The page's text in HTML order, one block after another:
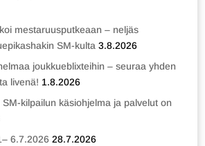
mestaruusputkeaan – neljäs
SM-kulta 3.8.2026
joukkueblixteihin – seuraa yhden
livenä! 1.8.2026
kilpailun käsiohjelma ja palvelut on
6.7.2026 28.7.2026